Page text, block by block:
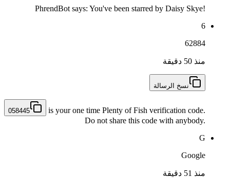
PhrendBot says: You've been starred by Daisy Skye!
6
62884
منذ 50 دقيقة
نسخ الرسالة
058445
is your one time Plenty of Fish verification code.
Do not share this code with anybody.
G
Google
منذ 51 دقيقة